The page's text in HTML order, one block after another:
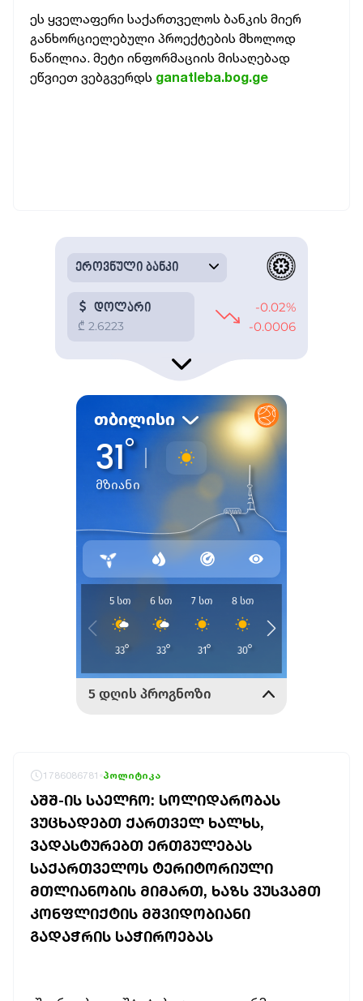
ეს ყველაფერი საქართველოს ბანკის მიერ
განხორციელებული პროექტების მხოლოდ
ნაწილია. მეტი ინფორმაციის მისაღებად
ეწვიეთ ვებგვერდს ganatleba.bog.ge
1786086781 პოლიტიკა
ᲐᲨᲨ-ᲘᲡ ᲡᲐᲔᲚᲩᲝ: ᲡᲝᲚᲘᲓᲐᲠᲝᲑᲐᲡ
ᲕᲣᲪᲮᲐᲓᲔᲑᲗ ᲥᲐᲠᲗᲕᲔᲚ ᲮᲐᲚᲮᲡ,
ᲕᲐᲓᲐᲡᲢᲣᲠᲔᲑᲗ ᲔᲠᲗᲒᲣᲚᲔᲑᲐᲡ
ᲡᲐᲥᲐᲠᲗᲕᲔᲚᲝᲡ ᲢᲔᲠᲘᲢᲝᲠᲘᲣᲚᲘ
ᲛᲗᲚᲘᲐᲜᲝᲑᲘᲡ ᲛᲘᲛᲐᲠᲗ, ᲮᲐᲖᲡ ᲕᲣᲡᲕᲐᲛᲗ
ᲙᲝᲜᲤᲚᲘᲥᲢᲘᲡ ᲛᲨᲕᲘᲓᲝᲑᲘᲐᲜᲘ
ᲒᲐᲓᲐᲭᲠᲘᲡ ᲡᲐᲭᲘᲠᲝᲔᲑᲐᲡ